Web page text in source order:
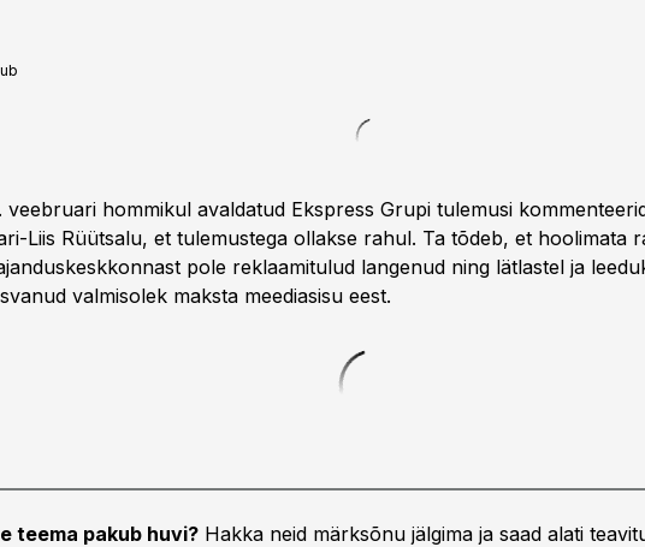
veebruari hommikul avaldatud Ekspress Grupi tulemusi
Liis Rüütsalu, et tulemustega ollakse rahul. Ta tõdeb, et hoolimata
pole reklaamitulud langenud ning lätlastel ja
valmisolek maksta meediasisu eest.
teema pakub huvi? Hakka neid märksõnu jälgima ja saad alati